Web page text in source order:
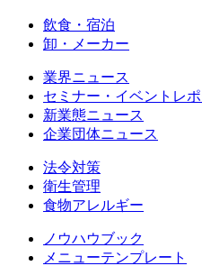
飲食・宿泊
卸・メーカー
業界ニュース
セミナー・イベントレポ
新業態ニュース
企業団体ニュース
法令対策
衛生管理
食物アレルギー
ノウハウブック
メニューテンプレート